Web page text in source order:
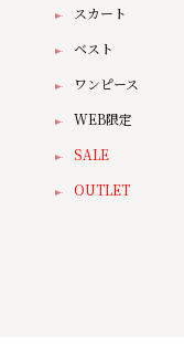
スカート
ベスト
ワンピース
WEB限定
SALE
OUTLET